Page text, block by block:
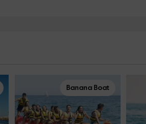
Banana Boat